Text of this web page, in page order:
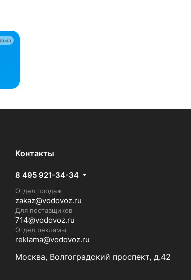
Контакты
8 495 921-34-34
Отдел продаж
zakaz@vodovoz.ru
Для поставщиков
714@vodovoz.ru
Отдел рекламы
reklama@vodovoz.ru
Москва, Волгоградский проспект, д.42